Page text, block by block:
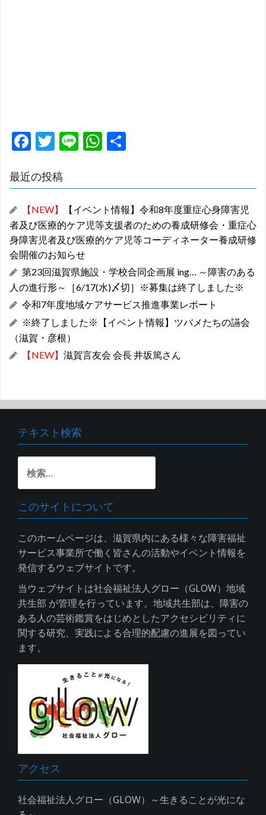
F
e
o
o
k
T
itt
Li W
A
p
最近の投稿
【NEW】
【イベント情報】令和8年度重症心身障害児
者及び医療的ケア児等支援者のための養成研修会・重症心
身障害児者及び医療的ケア児等コーディネーター養成研修
会開催のお知らせ
第23回滋賀県施設・学校合同企画展 ing… ～障害のある
人の進行形～［6/17(水)〆切］※募集は終了しました※
令和7年度地域ケアサービス推進事業レポート
※終了しました※【イベント情報】ツバメたちの讌会
（滋賀・彦根）
【NEW】 滋賀言友会 会長 井坂篤さん
テキスト検索
索:
このサイトについて
このホームページは、滋賀県内にある様々な障害福祉
サービス事業所で働く皆さんの活動やイベント情報を
発信するウェブサイトです。
当ウェブサイトは社会福祉法人グロー（GLOW）地域
共生部 が管理を行っています。地域共生部は、障害の
ある人の芸術鑑賞をはじめとしたアクセシビリティに
関する研究、実践による合理的配慮の進展を図ってい
ます。
アクセス
社会福祉法人グロー（GLOW）～生きることが光にな